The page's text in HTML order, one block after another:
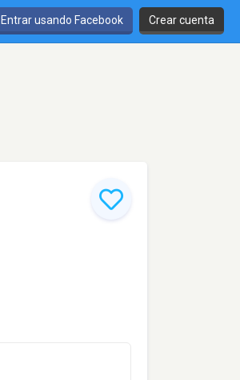
Entrar usando Facebook Crear cuenta